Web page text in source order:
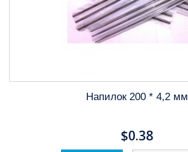
Напилок 200 * 4,2 мм
$0.38